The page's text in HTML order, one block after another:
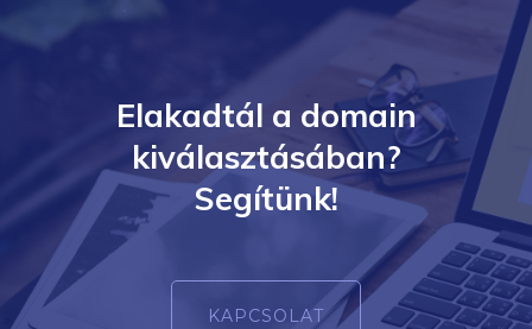
Elakadtál a domain
kiválasztásában?
Segítünk!
KAPCSOLAT